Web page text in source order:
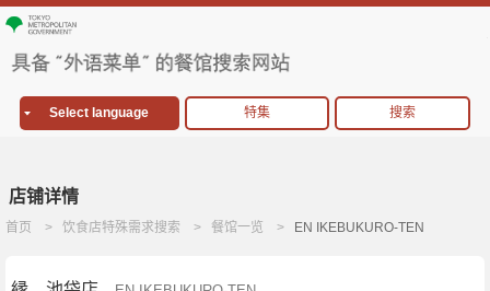
Select language 特集 搜索
店铺详情
首页 饮食店特殊需求搜索 餐馆一览 EN IKEBUKURO-TEN